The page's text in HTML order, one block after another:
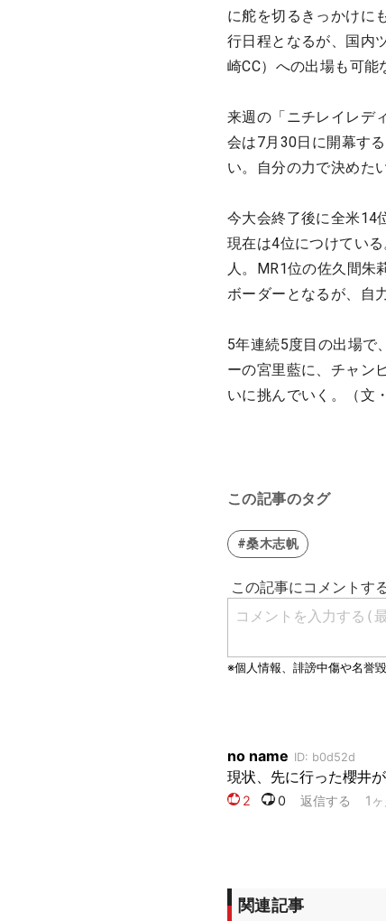
に舵を切るきっかけに
行日程となるが、国内
崎CC）への出場も可能
来週の「ニチレイレデ
会は7月30日に開幕す
い。自分の力で決めた
今大会終了後に全米14
現在は4位につけてい
人。MR1位の佐久間朱
ボーダーとなるが、自
5年連続5度目の出場で
ーの宮里藍に、チャン
いに挑んでいく。（文
この記事のタグ
#桑木志帆
関連記事